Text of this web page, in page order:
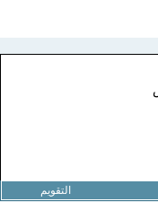
التقويم